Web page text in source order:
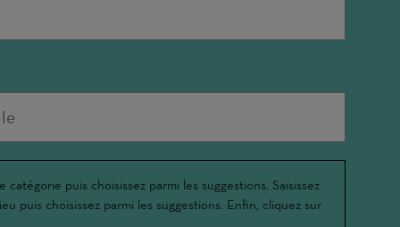
puis choisissez parmi les suggestions. Saisissez
puis choisissez parmi les suggestions. Enfin, cliquez sur